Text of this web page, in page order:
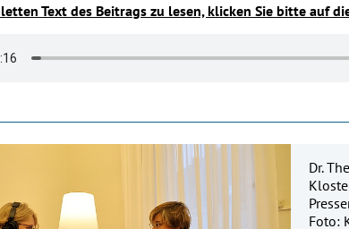
Text des Beitrags zu lesen, klicken Sie bitte auf
Dr.
Foto: